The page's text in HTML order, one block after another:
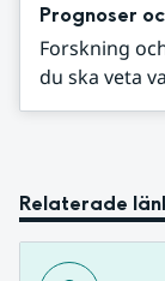
Prognoser
Forskning
du ska veta
Relaterade